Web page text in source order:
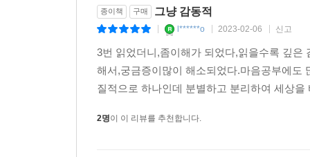
종이책 구매 그냥 감동적
l******o 2023-02-06 신고
3번 읽었더니,좀이해가 되었다,읽을수록 깊
해서,궁금증이많이 해소되었다.마음공부에도
질적으로 하나인데 분별하고 분리하여 세상
2명이 이 리뷰를 추천합니다.